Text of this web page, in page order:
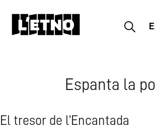
Buscar
Espanta la
El tresor de l’Encantada